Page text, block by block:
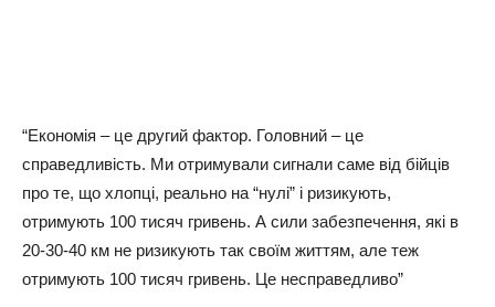
“Економія – це другий фактор. Головний – це
справедливість. Ми отримували сигнали саме від бійців
про те, що хлопці, реально на “нулі” і ризикують,
отримують 100 тисяч гривень. А сили забезпечення, які в
20-30-40 км не ризикують так своїм життям, але теж
отримують 100 тисяч гривень. Це несправедливо”